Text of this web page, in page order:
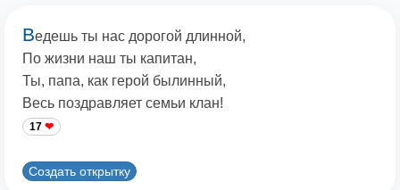
Ведешь ты нас дорогой длинной,
По жизни наш ты капитан,
Ты, папа, как герой былинный,
Весь поздравляет семьи клан!
17
Создать открытку